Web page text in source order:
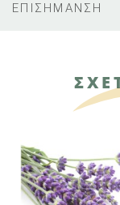
ΕΠΙΣΗΜΑΝΣΗ